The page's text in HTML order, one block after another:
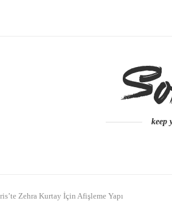
keep
Zehra Kurtay İçin Afişleme Yapı